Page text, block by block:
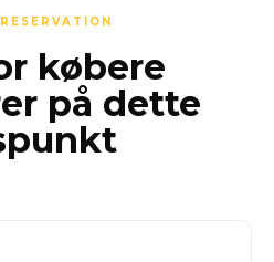
købere
på dette